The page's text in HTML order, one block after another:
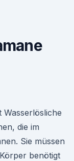
Wasserlösliche
die im
Sie müssen
benötigt